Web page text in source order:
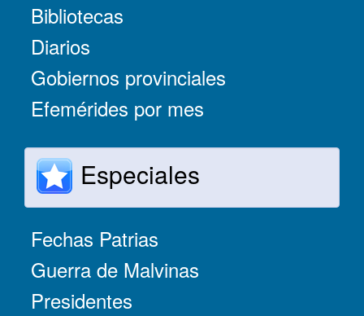
Bibliotecas
Diarios
Gobiernos provinciales
Efemérides por mes
Especiales
Fechas Patrias
Guerra de Malvinas
Presidentes